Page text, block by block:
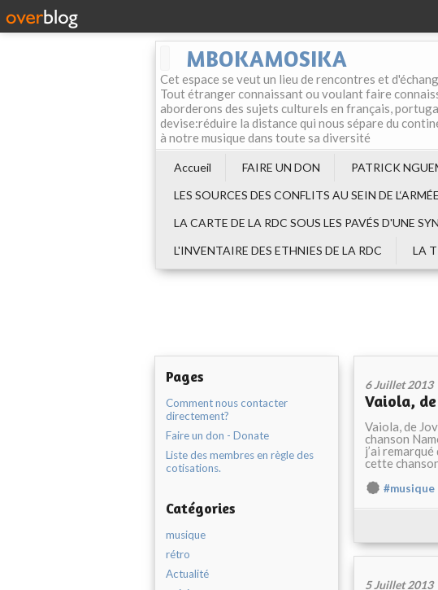
MBOKAMOSIKA
Cet espace se veut un lieu de rencontres et
Tout étranger connaissant ou voulant faire
aborderons des sujets culturels en français,
devise:réduire la distance qui nous sépare du
à notre musique dans toute sa diversité
Accueil FAIRE UN DON
PATRICK
LES SOURCES DES CONFLITS AU SEIN DE
LA CARTE DE LA RDC SOUS LES PAVÉS D'UNE
L'INVENTAIRE DES ETHNIES DE LA RDC
LA
Pages
Comment nous contacter
directement?
Faire un don - Donate
Liste des membres en règle des
cotisations.
Catégories
musique
rétro
Actualité
6 Juillet 2013
Vaiola, de
Vaiola, de
chanson
j’ai
cette
#musique
5 Juillet 2013